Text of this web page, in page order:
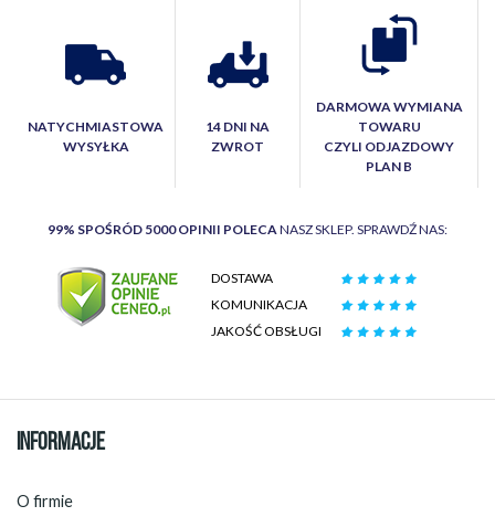
NATYCHMIASTOWA
WYSYŁKA
14 DNI NA
ZWROT
DARMOWA WYMIANA
TOWARU
CZYLI ODJAZDOWY
PLAN B
99% SPOŚRÓD 5000 OPINII POLECA NASZ SKLEP. SPRAWDŹ NAS:
DOSTAWA
KOMUNIKACJA
JAKOŚĆ OBSŁUGI
INFORMACJE
O firmie